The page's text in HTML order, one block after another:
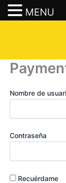
Nombre de
Contraseña
Recuérdame
MENU